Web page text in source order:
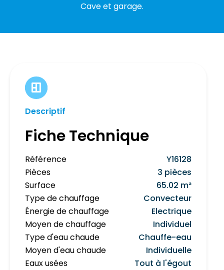
Cave et garage.
Descriptif
Fiche Technique
Référence
Y16128
Pièces
3 pièces
Surface
65.02 m²
Type de chauffage
Convecteur
Énergie de chauffage
Electrique
Moyen de chauffage
Individuel
Type d'eau chaude
Chauffe-eau
Moyen d'eau chaude
Individuelle
Eaux usées
Tout à l'égout